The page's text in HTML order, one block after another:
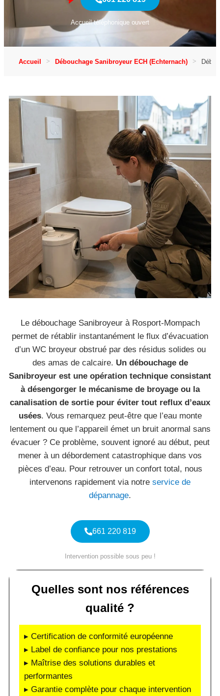
Accueil téléphonique ouvert
Accueil Débouchage Sanibroyeur ECH (Echternach)
Le débouchage Sanibroyeur à Rosport-Mompach
permet de rétablir instantanément le flux d’évacuation
d’un WC broyeur obstrué par des résidus solides ou
des amas de calcaire. Un débouchage de
Sanibroyeur est une opération technique consistant
à désengorger le mécanisme de broyage ou la
canalisation de sortie pour éviter tout reflux d’eaux
usées. Vous remarquez peut-être que l’eau monte
lentement ou que l’appareil émet un bruit anormal sans
évacuer ? Ce problème, souvent ignoré au début, peut
mener à un débordement catastrophique dans vos
pièces d’eau. Pour retrouver un confort total, nous
intervenons rapidement via notre service de
dépannage.
661 220 819
Intervention possible sous peu !
Quelles sont nos références
qualité ?
▸ Certification de conformité européenne
▸ Label de confiance pour nos prestations
▸ Maîtrise des solutions durables et
performantes
▸ Garantie complète pour chaque intervention